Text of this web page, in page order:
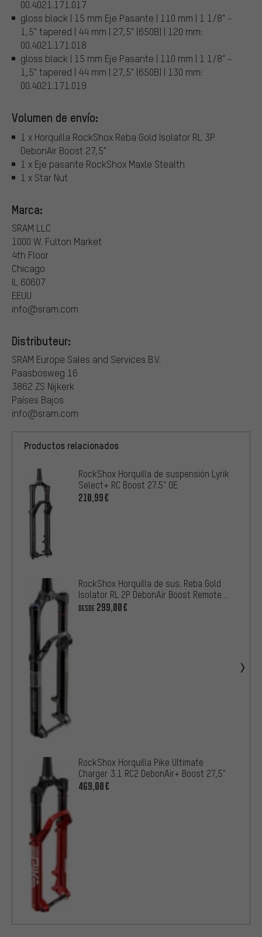
00.4021.171.017
gloss black | 15 mm Eje Pasante | 110 mm | 1 1/8" -
1,5" tapered | 44 mm | 27,5" (650B) | 120 mm:
00.4021.171.018
gloss black | 15 mm Eje Pasante | 110 mm | 1 1/8" -
1,5" tapered | 44 mm | 27,5" (650B) | 130 mm:
00.4021.171.019
Volumen de envío:
1 x Horquilla RockShox Reba Gold Isolator RL 3P
DebonAir Boost 27,5"
1 x Eje pasante RockShox Maxle Stealth
1 x Star Nut
Marca:
SRAM LLC
1000 W. Fulton Market
4th Floor
Chicago
IL 60607
EEUU
info@sram.com
Distributeur:
SRAM Europe Sales and Services B.V.
Paasbosweg 16
3862 ZS Nijkerk
Países Bajos
info@sram.com
Productos relacionados
RockShox Horquilla de suspensión Lyrik
Select+ RC Boost 27.5" OE
210,99€
RockShox Horquilla de sus. Reba Gold
Isolator RL 2P DebonAir Boost Remote
27.5"
DESDE 299,00€
RockShox Horquilla Pike Ultimate
Charger 3.1 RC2 DebonAir+ Boost 27,5"
469,00€